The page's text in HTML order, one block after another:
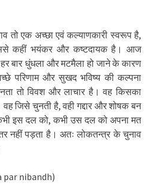
तो एक अच्छा एवं कल्याणकारी स्वरूप है,
कहीं भयंकर और कष्टदायक है। आज
बार धुंधला और मटमैला हो जाने के कारण
परिणाम और सुखद भविष्य की कल्पना
तो विवश और लाचार है। वह किसका
जिसे चुनती है, वही गद्दार और शोषक बन
इस दल को, कभी उस दल को अपना मत
नहीं पड़ता है। अतः लोकतन्त्र के चुनाव
par nibandh)